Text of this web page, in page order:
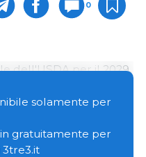
0
dell'USDA per il 2029,
periodo di proiezione
del mangime
mais), quindi la crescita
seconda metà del
solamente per
gratuitamente per